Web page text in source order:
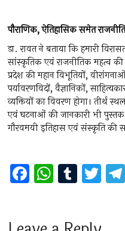
पौराणिक,ऐतिहासिकसमेत
डा. रावत ने बताया कि हमारी
सांस्कृतिक एवं राजनीतिक महत्व
प्रदेश की महान विभूतियों,
पर्यावरणविदों, वैज्ञानिकों,
व्यक्तियों का विवरण होगा। तीर्थ
एवं घटनाओं की जानकारी भी पुस्तक
गौरवमयी इतिहास एवं संस्कृति की
F
a
W
h
T
u
T
wi